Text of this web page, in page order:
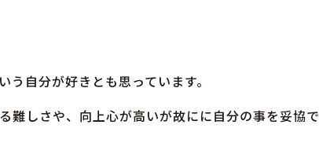
自分が好きとも思っています。
難しさや、向上心が高いが故にに自分の事を妥協で